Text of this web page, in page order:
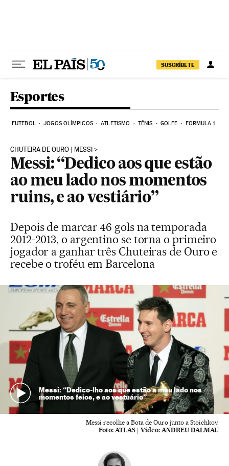
SUSCRÍBETE
Esportes
FUTEBOL JOGOS OLÍMPICOS ATLETISMO TÊNIS GOLFE FORMULA 1
CHUTEIRA DE OURO | MESSI
Messi: “Dedico aos que estão
ao meu lado nos momentos
ruins, e ao vestiário”
Depois de marcar 46 gols na temporada
2012-2013, o argentino se torna o primeiro
jogador a ganhar três Chuteiras de Ouro e
recebe o troféu em Barcelona
Messi: “Dedico-lho aos que estão a meu lado nos
momentos feios, e ao vestuário”
Messi recolhe a Bota de Ouro junto a Stoichkov.
Foto: ATLAS | Vídeo: ANDREU DALMAU